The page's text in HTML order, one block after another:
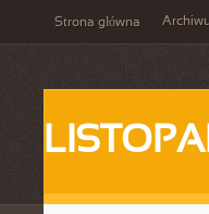
Strona główna